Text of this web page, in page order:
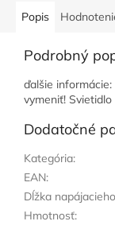
Popis
Podrobný
ďalšie
vymeniť!
Dodatočné
Kategória:
EAN:
Dĺžka
Hmotnosť: